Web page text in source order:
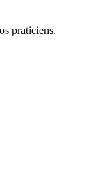
praticiens.